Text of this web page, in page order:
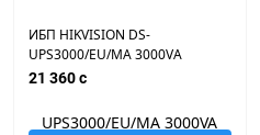
ИБП HIKVISION DS-
UPS3000/EU/MA 3000VA
4xOutputSocket
21 360 c